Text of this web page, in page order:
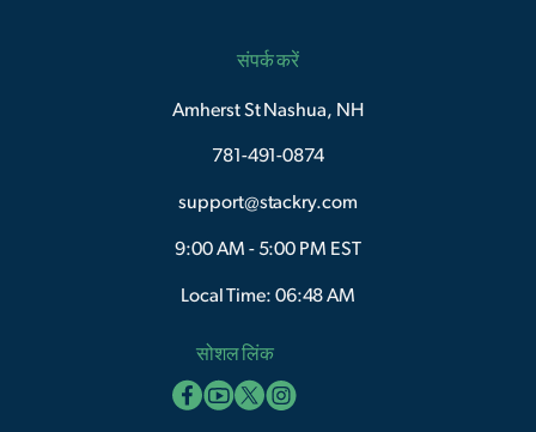
संपर्क करें
Amherst St Nashua, NH
781-491-0874
support@stackry.com
9:00 AM - 5:00 PM EST
Local Time: 06:48 AM
सोशल लिंक